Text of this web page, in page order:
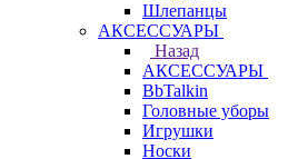
Шлепанцы
АКСЕССУАРЫ
Назад
АКСЕССУАРЫ
BbTalkin
Головные уборы
Игрушки
Носки